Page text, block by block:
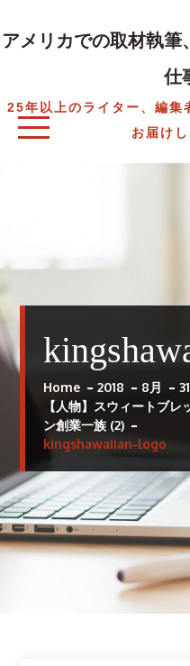
content
アメリカでの取材執
仕
25年以上のライター、編集
お届けし
Home 2018 8月
31
【人物】スウィートブ
ン創業一族 (2)
kingshawaiian-logo